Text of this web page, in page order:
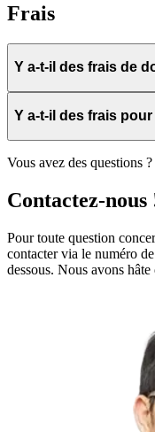
Frais
Y a-t-il des frais de
Y a-t-il des frais
Vous avez des questions ?
Contactez-nous
Pour toute question
contacter via le numéro
dessous. Nous avons